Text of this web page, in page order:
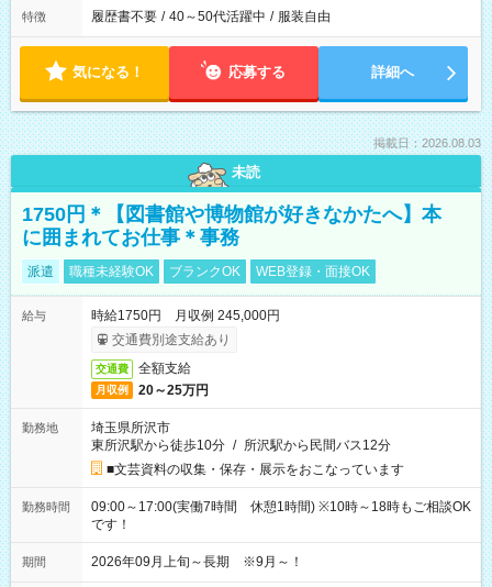
特徴 履歴書不要 / 40～50代活躍中 / 服装自由
気になる！ 応募する 詳細へ
掲載日：2026.08.03
未読
1750円＊【図書館や博物館が好きなかたへ】本
に囲まれてお仕事＊事務
派遣 職種未経験OK ブランクOK WEB登録・面接OK
給与
時給1750円 月収例 245,000円
交通費別途支給あり
交通費 全額支給
月収例 20～25万円
勤務地
埼玉県所沢市
東所沢駅から徒歩10分 / 所沢駅から民間バス12分
■文芸資料の収集・保存・展示をおこなっています
勤務時間
09:00～17:00(実働7時間 休憩1時間) ※10時～18時もご相談OK
です！
期間 2026年09月上旬～長期 ※9月～！